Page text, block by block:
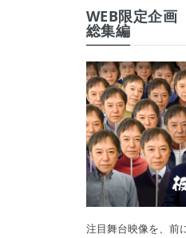
WEB限定企
総集編
注目舞台映像を、前